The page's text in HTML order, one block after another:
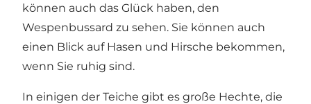
können auch das Glück haben, den
Wespenbussard zu sehen. Sie können auch
einen Blick auf Hasen und Hirsche bekommen,
wenn Sie ruhig sind.
In einigen der Teiche gibt es große Hechte, die